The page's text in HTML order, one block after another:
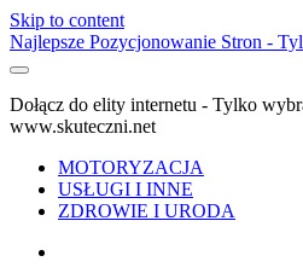
Skip to content
Najlepsze Pozycjonowanie Stron -
Dołącz do elity internetu - Tylko
www.skuteczni.net
MOTORYZACJA
USŁUGI I INNE
ZDROWIE I URODA